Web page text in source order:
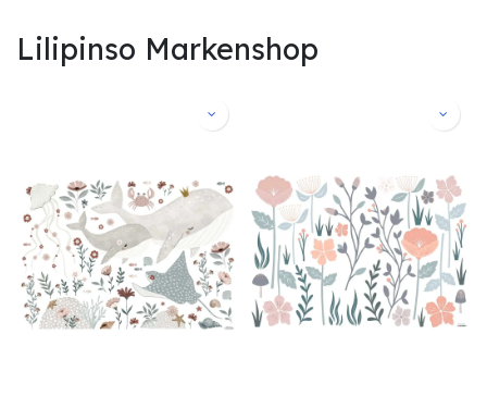
Lilipinso Markenshop